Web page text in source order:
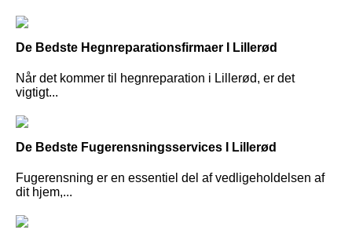
De Bedste Hegnreparationsfirmaer I Lillerød
Når det kommer til hegnreparation i Lillerød, er det
vigtigt...
De Bedste Fugerensningsservices I Lillerød
Fugerensning er en essentiel del af vedligeholdelsen af
dit hjem,...